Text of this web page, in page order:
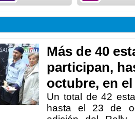
Más de 40
participan,
octubre, en
Un total de 42
hasta el 23 de